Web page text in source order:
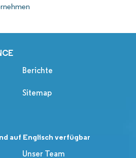
Berichte
Sitemap
auf Englisch verfügbar
Unser Team